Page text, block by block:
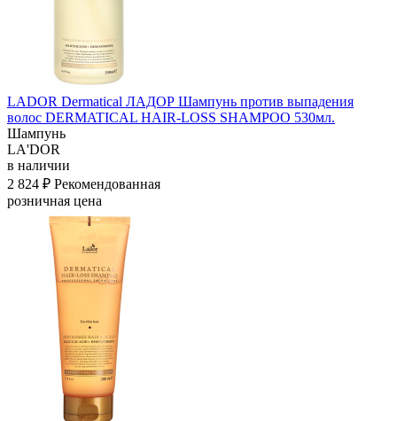
LADOR Dermatical ЛАДОР Шампунь против выпадения
волос DERMATICAL HAIR-LOSS SHAMPOO 530мл.
Шампунь
LA'DOR
в наличии
2 824 ₽ Рекомендованная
розничная цена